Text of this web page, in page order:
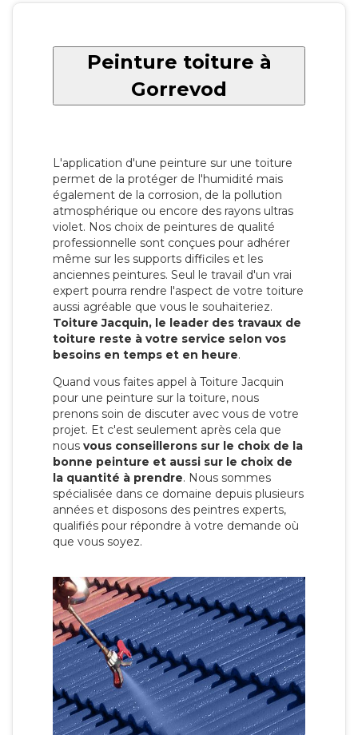
Peinture toiture à
Gorrevod
L'application d'une peinture sur une toiture
permet de la protéger de l'humidité mais
également de la corrosion, de la pollution
atmosphérique ou encore des rayons ultras
violet. Nos choix de peintures de qualité
professionnelle sont conçues pour adhérer
même sur les supports difficiles et les
anciennes peintures. Seul le travail d'un vrai
expert pourra rendre l'aspect de votre toiture
aussi agréable que vous le souhaiteriez.
Toiture Jacquin, le leader des travaux de
toiture reste à votre service selon vos
besoins en temps et en heure.
Quand vous faites appel à Toiture Jacquin
pour une peinture sur la toiture, nous
prenons soin de discuter avec vous de votre
projet. Et c'est seulement après cela que
nous vous conseillerons sur le choix de la
bonne peinture et aussi sur le choix de
la quantité à prendre. Nous sommes
spécialisée dans ce domaine depuis plusieurs
années et disposons des peintres experts,
qualifiés pour répondre à votre demande où
que vous soyez.